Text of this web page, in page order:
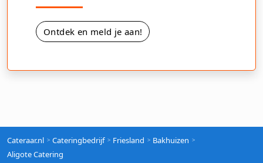
Ontdek en meld je aan!
Cateraar.nl Cateringbedrijf Friesland
Bakhuizen
Aligote Catering